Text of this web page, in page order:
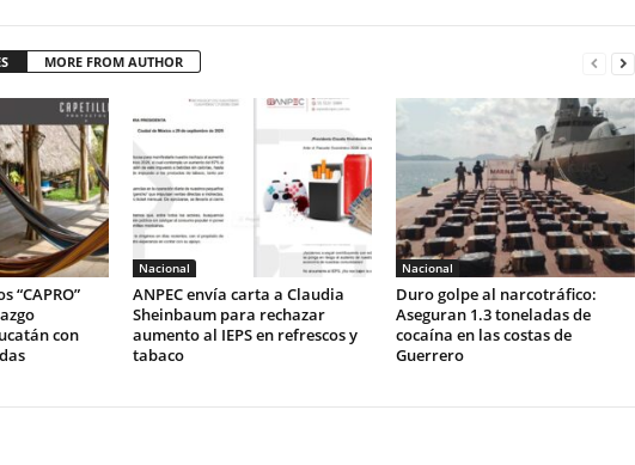
MORE FROM AUTHOR
“CAPRO”
con
Nacional
ANPEC envía carta a Claudia
Sheinbaum para rechazar
aumento al IEPS en refrescos y
tabaco
Nacional
Duro golpe al narcotráfico:
Aseguran 1.3 toneladas de
cocaína en las costas de
Guerrero